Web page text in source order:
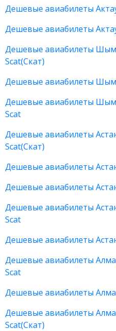
Дешевые авиабилеты
Дешевые авиабилеты
Дешевые авиабилеты
Scat(Скат)
Дешевые авиабилеты
Дешевые авиабилеты
Scat
Дешевые авиабилеты
Scat(Скат)
Дешевые авиабилеты
Дешевые авиабилеты
Дешевые авиабилеты
Scat
Дешевые авиабилеты
Дешевые авиабилеты
Scat
Дешевые авиабилеты
Дешевые авиабилеты
Scat(Скат)